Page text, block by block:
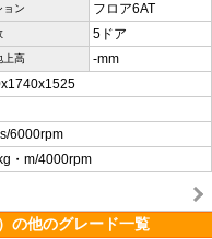
ョン フロア6AT
5ドア
上高 -mm
6000rpm
・m/4000rpm
の他のグレード一覧